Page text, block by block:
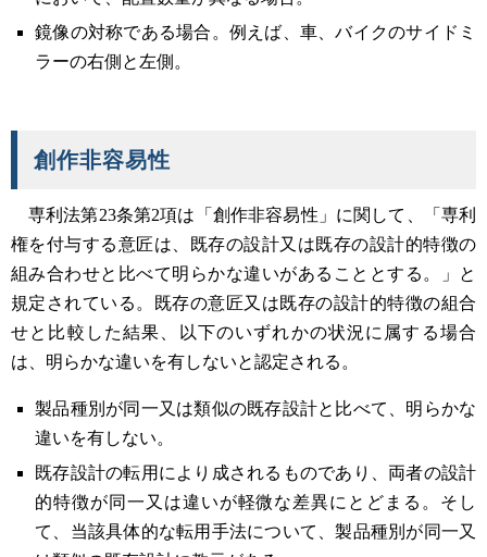
鏡像の対称である場合。例えば、車、バイクのサイドミ
ラーの右側と左側。
創作非容易性
専利法第23条第2項は「創作非容易性」に関して、「専利
権を付与する意匠は、既存の設計又は既存の設計的特徴の
組み合わせと比べて明らかな違いがあることとする。」と
規定されている。既存の意匠又は既存の設計的特徴の組合
せと比較した結果、以下のいずれかの状況に属する場合
は、明らかな違いを有しないと認定される。
製品種別が同一又は類似の既存設計と比べて、明らかな
違いを有しない。
既存設計の転用により成されるものであり、両者の設計
的特徴が同一又は違いが軽微な差異にとどまる。そし
て、当該具体的な転用手法について、製品種別が同一又